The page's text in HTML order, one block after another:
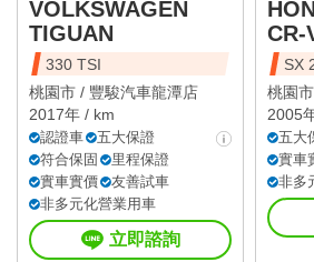
VOLKSWAGEN
TIGUAN
330 TSI
桃園市 / 豐駿汽車龍潭店
2017年 / km
認證車
五大保證
符合保固
里程保證
實車實價
友善試車
非多元化營業用車
立即諮詢
CR-
SX
桃園
2005
五大
實車
非多